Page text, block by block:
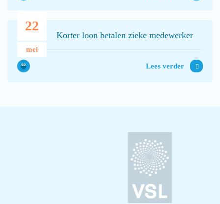
22
mei
Korter loon betalen zieke medewerker
Lees verder